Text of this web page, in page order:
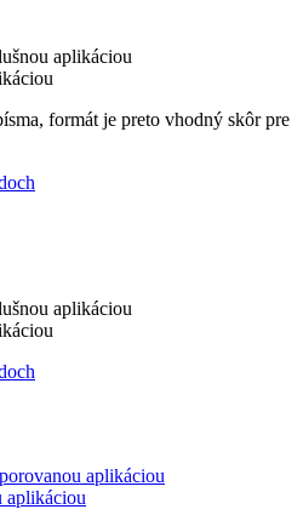
aplikáciou
formát je preto vhodný skôr pre
aplikáciou
aplikáciou
aplikáciou